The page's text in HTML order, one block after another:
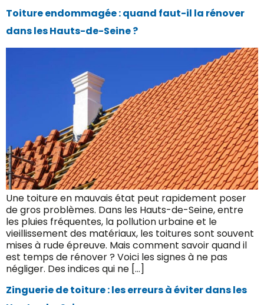
Toiture endommagée : quand faut-il la rénover
dans les Hauts-de-Seine ?
Une toiture en mauvais état peut rapidement poser
de gros problèmes. Dans les Hauts-de-Seine, entre
les pluies fréquentes, la pollution urbaine et le
vieillissement des matériaux, les toitures sont souvent
mises à rude épreuve. Mais comment savoir quand il
est temps de rénover ? Voici les signes à ne pas
négliger. Des indices qui ne […]
Zinguerie de toiture : les erreurs à éviter dans les